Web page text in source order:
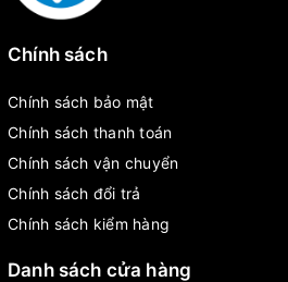
Chính sách
Chính sách bảo mật
Chính sách thanh toán
Chính sách vận chuyển
Chính sách đổi trả
Chính sách kiểm hàng
Danh sách cửa hàng